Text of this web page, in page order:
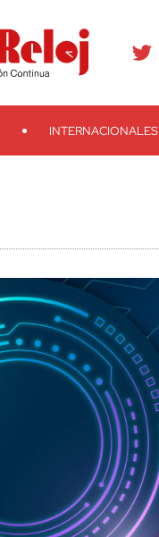
Search
INTERNACIONALES